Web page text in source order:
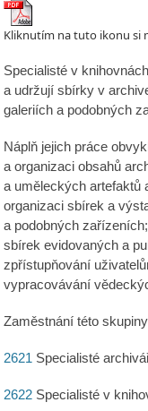
Kliknutím na tuto ikonu si
Specialisté v
a udržují sbírky v
galeriích a podobných
Náplň jejich práce
a organizaci obsahů
a uměleckých artefaktů
organizaci sbírek a
a podobných
sbírek evidovaných a
zpřístupňování
vypracovávání
Zaměstnání této
2621 Specialisté
2622 Specialisté v